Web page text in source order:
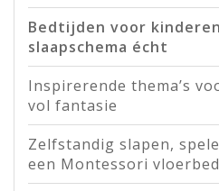
Bedtijden voor
slaapschema écht
Inspirerende thema’s
vol fantasie
Zelfstandig slapen,
een Montessori vloerbed